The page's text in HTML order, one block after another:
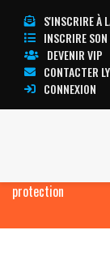
S'INSCRIRE À
INSCRIRE
DEVENIR VIP
CONTACTER
CONNEXION
B to B
protection